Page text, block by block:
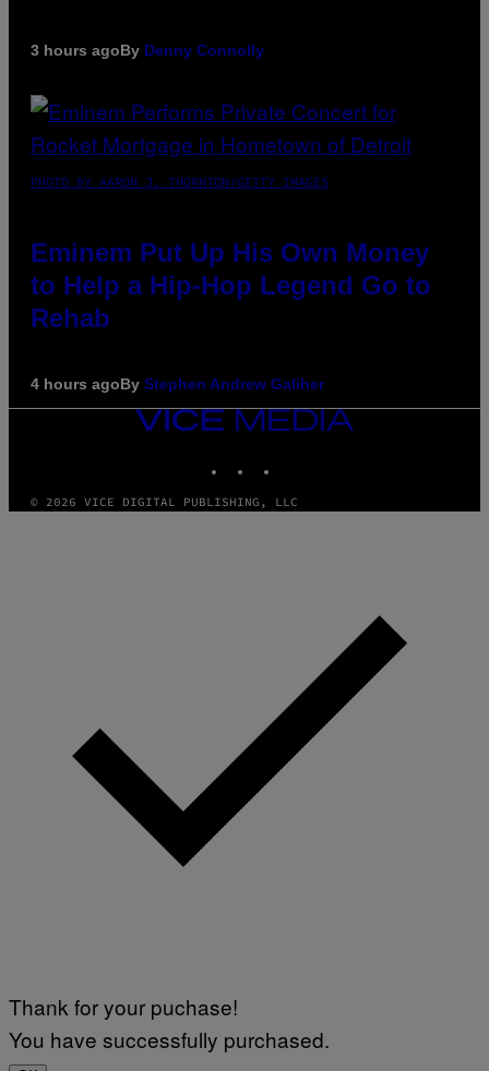
3 hours agoBy Denny Connolly
PHOTO BY AARON J. THORNTON/GETTY IMAGES
Eminem Put Up His Own Money
to Help a Hip-Hop Legend Go to
Rehab
4 hours agoBy Stephen Andrew Galiher
VICE
MEDIA
© 2026 VICE DIGITAL PUBLISHING, LLC
Thank for your puchase!
You have successfully purchased.